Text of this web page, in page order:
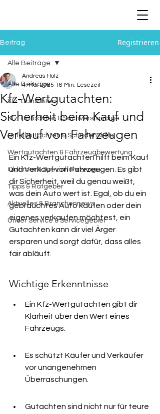
Beitrag Registrieren
Alle Beiträge
Kfz-Gutachten
Kfz-Gutachten & Sachverständige
Unfallgutachten & Schadenshilfe
Wertgutachten & Fahrzeugbewertung
Oldtimer & Spezialfahrzeuge
Tipps & Ratgeber
Aktuelles & Branchennews
Unser Service & Servicegebiet
Alle Beiträge
Kfz-Wertgutachten:
Sicherheit beim Kauf und
Verkauf von Fahrzeugen
Andreas Holz
4. Mai 2025 16 Min. Lesezeit
Ein Kfz-Wertgutachten hilft beim Kauf
und Verkauf von Fahrzeugen. Es gibt
dir Sicherheit, weil du genau weißt,
was dein Auto wert ist. Egal, ob du ein
gebrauchtes Auto kaufen oder dein
eigenes verkaufen möchtest, ein
Gutachten kann dir viel Ärger
ersparen und sorgt dafür, dass alles
fair abläuft.
Wichtige Erkenntnisse
Ein Kfz-Wertgutachten gibt dir
Klarheit über den Wert eines
Fahrzeugs.
Es schützt Käufer und Verkäufer
vor unangenehmen
Überraschungen.
Gutachten sind nicht nur für teure